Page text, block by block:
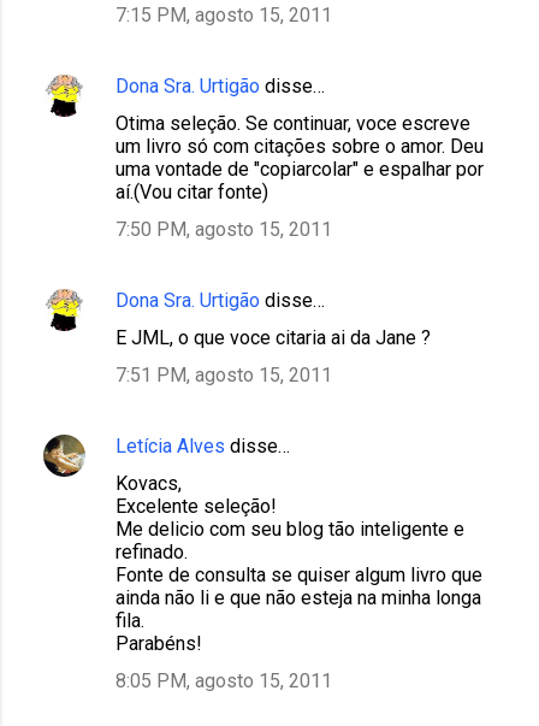
t
7:15 PM, agosto 15, 2011
Dona Sra. Urtigão disse…
Otima seleção. Se continuar, voce escreve
um livro só com citações sobre o amor. Deu
uma vontade de "copiarcolar" e espalhar por
aí.(Vou citar fonte)
7:50 PM, agosto 15, 2011
Dona Sra. Urtigão disse…
E JML, o que voce citaria ai da Jane ?
7:51 PM, agosto 15, 2011
Letícia Alves disse…
Kovacs,
Excelente seleção!
Me delicio com seu blog tão inteligente e
refinado.
Fonte de consulta se quiser algum livro que
ainda não li e que não esteja na minha longa
fila.
Parabéns!
8:05 PM, agosto 15, 2011